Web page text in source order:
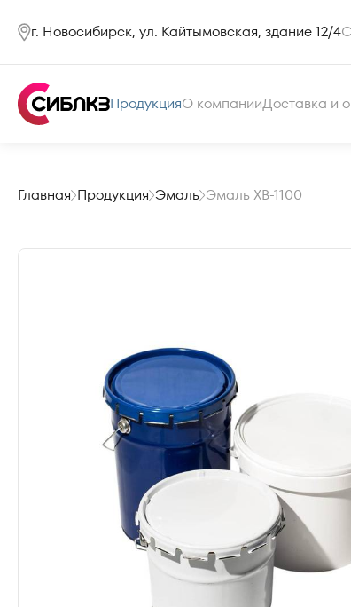
г. Новосибирск, ул. Кайтымовская, здание 12/4
ПродукцияО компанииДоставка и
Главная Продукция Эмаль Эмаль ХВ-1100